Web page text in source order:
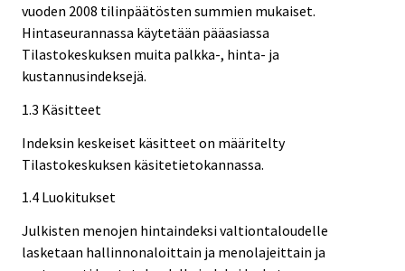
vuoden 2008 tilinpäätösten summien mukaiset.
Hintaseurannassa käytetään pääasiassa
Tilastokeskuksen muita palkka-, hinta- ja
kustannusindeksejä.
1.3 Käsitteet
Indeksin keskeiset käsitteet on määritelty
Tilastokeskuksen käsitetietokannassa.
1.4 Luokitukset
Julkisten menojen hintaindeksi valtiontaloudelle
lasketaan hallinnonaloittain ja menolajeittain ja